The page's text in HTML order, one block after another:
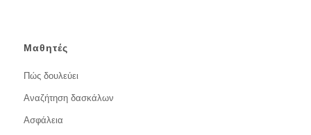
Μαθητές
Πώς δουλεύει
Αναζήτηση δασκάλων
Ασφάλεια